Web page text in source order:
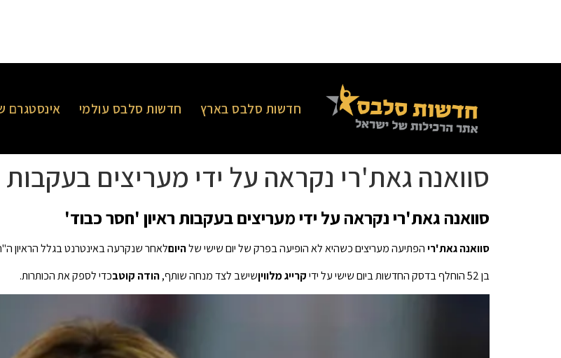
חדשות סלבס בארץ חדשות סלבס עולמי אינסטגרם
סוואנה גאת'רי נקראה על ידי מעריצים בעקבות
סוואנה גאת'רי נקראה על ידי מעריצים בעקבות ראיון 'חסר כבוד'
סוואנה גאת'ריהפתיעה מעריצים כשהיא לא הופיעה בפרק של יום שישי שלהיוםלאחר שנקרעה באינטרנט בגלל הראיון
בן 52 הוחלף בדסק החדשות ביום שישי על ידי
קרייג מלוויןשישב לצד מנחה שותף,הודה קוטבכדי לספק את הכותרות.